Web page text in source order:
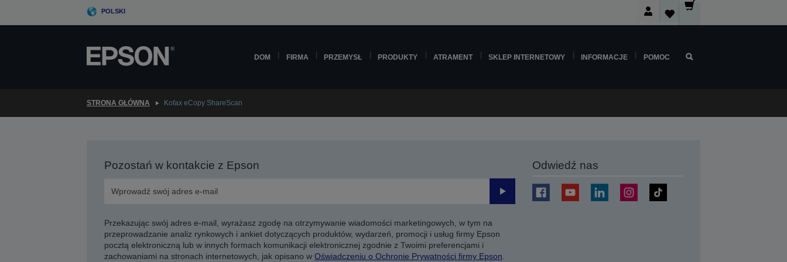
POLSKI
DOM FIRMA PRZEMYSŁ PRODUKTY ATRAMENT SKLEP INTERNETOWY INFORMACJE POMOC
STRONA GŁÓWNA Kofax eCopy ShareScan
Pozostań w kontakcie z Epson
Prześlij
Przekazując swój adres e-mail, wyrażasz zgodę na otrzymywanie wiadomości marketingowych, w tym na
przeprowadzanie analiz rynkowych i ankiet dotyczących produktów, wydarzeń, promocji i usług firmy Epson
pocztą elektroniczną lub w innych formach komunikacji elektronicznej zgodnie z Twoimi preferencjami i
zachowaniami na stronach internetowych, jak opisano w Oświadczeniu o Ochronie Prywatności firmy Epson
Odwiedź nas